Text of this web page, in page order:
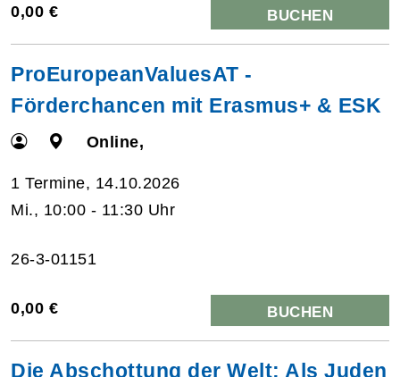
0,00 € BUCHEN
ProEuropeanValuesAT -
Förderchancen mit Erasmus+ & ESK
Online,
1 Termine, 14.10.2026
Mi., 10:00 - 11:30 Uhr
26-3-01151
0,00 € BUCHEN
Die Abschottung der Welt: Als Juden